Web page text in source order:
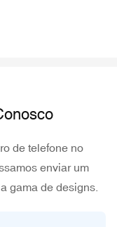
de telefone no
enviar um
gama de designs.